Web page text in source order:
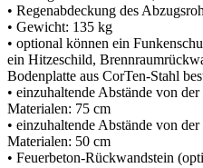
• Regenabdeckung des
• Gewicht: 135 kg
• optional können ein
ein Hitzeschild,
Bodenplatte aus CorTen-Stahl
• einzuhaltende Abstände von
Materialen: 75 cm
• einzuhaltende Abstände von
Materialen: 50 cm
• Feuerbeton-Rückwandstein